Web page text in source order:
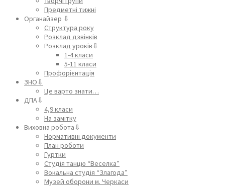
Предметні тижні
Органайзер ⇩
Структура року
Розклад дзвінків
Розклад уроків⇩
1-4 класи
5-11 класи
Профорієнтація
ЗНО⇩
Це варто знати…
ДПА⇩
4,9 класи
На замітку
Виховна робота⇩
Нормативні документи
План роботи
Гуртки
Студія танцю “Веселка”
Вокальна студія “Злагода”
Музей оборони м. Черкаси